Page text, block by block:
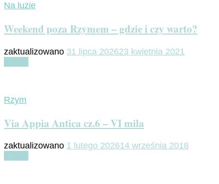
Na luzie
Weekend poza Rzymem – gdzie i czy warto?
zaktualizowano 31 lipca 202623 kwietnia 2021
Rzym
Via Appia Antica cz.6 – VI mila
zaktualizowano 1 lutego 202614 września 2018